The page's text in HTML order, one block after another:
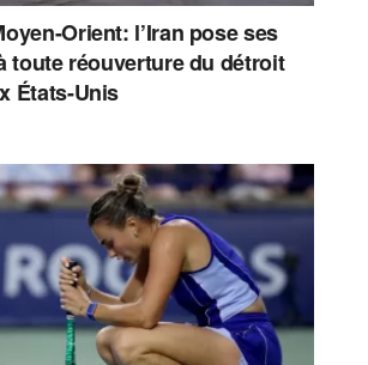
Orient: l’Iran pose ses
toute réouverture du détroit
États-Unis